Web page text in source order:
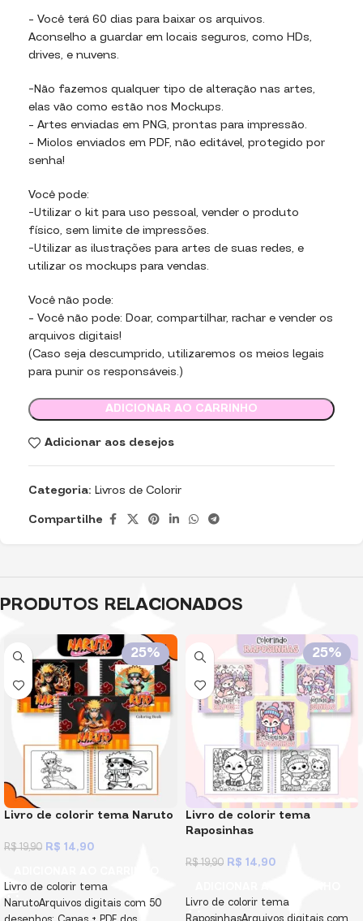
– Você terá 60 dias para baixar os arquivos.
Aconselho a guardar em locais seguros, como HDs,
drives, e nuvens.
-Não fazemos qualquer tipo de alteração nas artes,
elas vão como estão nos Mockups.
– Artes enviadas em PNG, prontas para impressão.
– Miolos enviados em PDF, não editável, protegido por
senha!
Você pode:
-Utilizar o kit para uso pessoal, vender o produto
físico, sem limite de impressões.
-Utilizar as ilustrações para artes de suas redes, e
utilizar os mockups para vendas.
Você não pode:
– Você não pode: Doar, compartilhar, rachar e vender os
arquivos digitais!
(Caso seja descumprido, utilizaremos os meios legais
para punir os responsáveis.)
ADICIONAR AO CARRINHO
Adicionar aos desejos
Categoria: Livros de Colorir
Compartilhe
PRODUTOS RELACIONADOS
25%
Livro de colorir tema Naruto
R$19,90 R$ 14,90
Livro de colorir tema
NarutoArquivos digitais com 50
25%
Livro de colorir tema
Raposinhas
R$19,90 R$ 14,90
Livro de colorir tema